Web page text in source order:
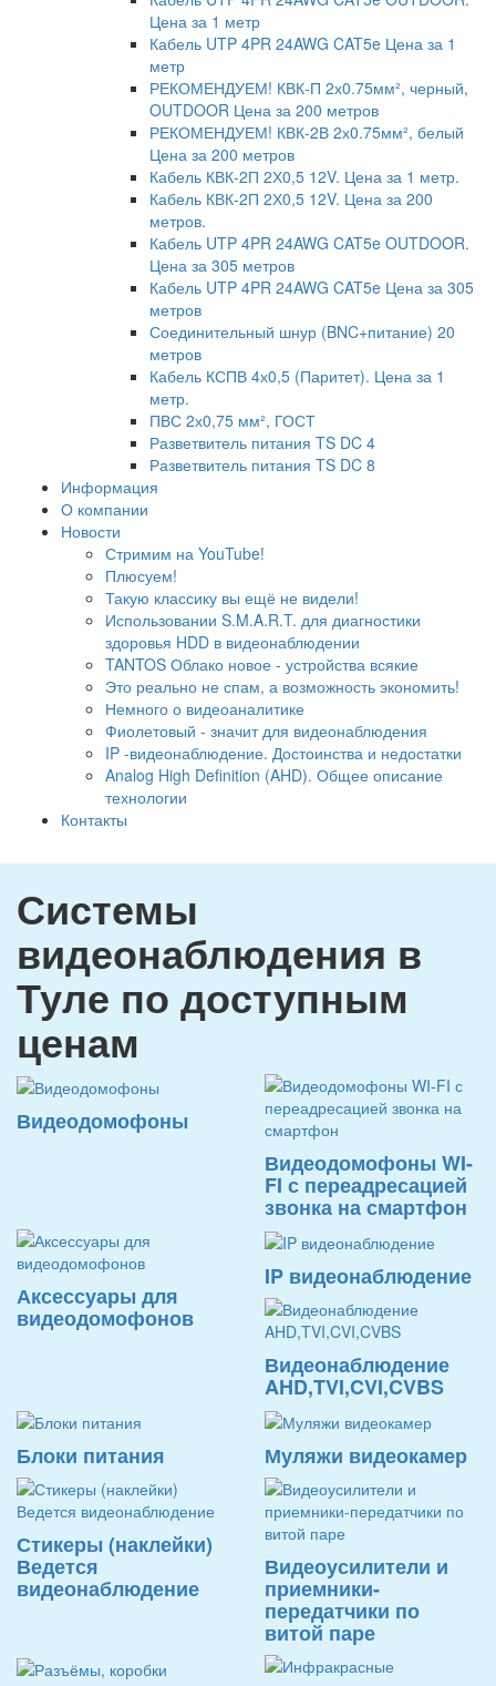
Цена за 1 метр
Кабель UTP 4PR 24AWG CAT5e Цена за 1
метр
РЕКОМЕНДУЕМ! КВК-П 2х0.75мм², черный,
OUTDOOR Цена за 200 метров
РЕКОМЕНДУЕМ! КВК-2В 2х0.75мм², белый
Цена за 200 метров
Кабель КВК-2П 2Х0,5 12V. Цена за 1 метр.
Кабель КВК-2П 2Х0,5 12V. Цена за 200
метров.
Кабель UTP 4PR 24AWG CAT5e OUTDOOR.
Цена за 305 метров
Кабель UTP 4PR 24AWG CAT5e Цена за 305
метров
Соединительный шнур (BNC+питание) 20
метров
Кабель КСПВ 4х0,5 (Паритет). Цена за 1
метр.
ПВС 2х0,75 мм², ГОСТ
Разветвитель питания TS DC 4
Разветвитель питания TS DC 8
Информация
О компании
Новости
Стримим на YouTube!
Плюсуем!
Такую классику вы ещё не видели!
Использовании S.M.A.R.T. для диагностики
здоровья HDD в видеонаблюдении
TANTOS Облако новое - устройства всякие
Это реально не спам, а возможность экономить!
Немного о видеоаналитике
Фиолетовый - значит для видеонаблюдения
IP -видеонаблюдение. Достоинства и недостатки
Analog High Definition (AHD). Общее описание
технологии
Контакты
Системы
видеонаблюдения в
Туле по доступным
ценам
Видеодомофоны
Видеодомофоны WI-
FI с переадресацией
звонка на смартфон
Аксессуары для
видеодомофонов
IP видеонаблюдение
Видеонаблюдение
AHD,TVI,CVI,CVBS
Блоки питания Муляжи видеокамер
Стикеры (наклейки)
Ведется
видеонаблюдение
Видеоусилители и
приемники-
передатчики по
витой паре